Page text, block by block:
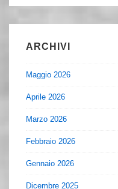
ARCHIVI
Maggio 2026
Aprile 2026
Marzo 2026
Febbraio 2026
Gennaio 2026
Dicembre 2025